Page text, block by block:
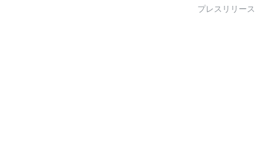
プレスリリース